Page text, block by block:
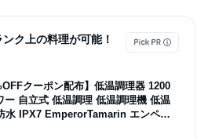
ク上の料理が可能！
クーポン配布】低温調理器 1200
ー 自立式 低温調理 低温調理機 低温
水 IPX7 EmperorTamarin エンペラ
スロークッカー タイマー 温度設定 タ